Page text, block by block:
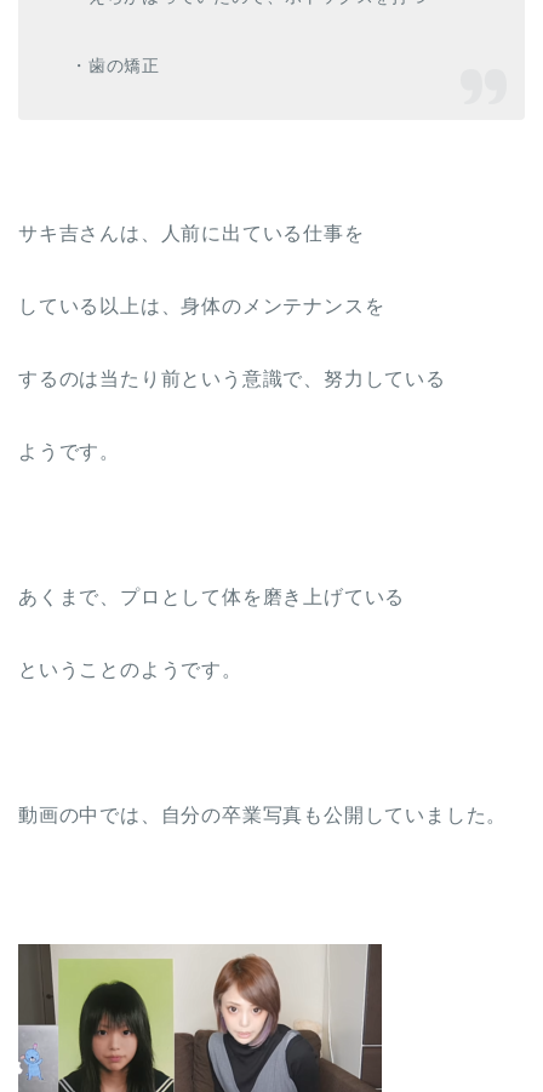
・歯の矯正
サキ吉さんは、人前に出ている仕事を
している以上は、身体のメンテナンスを
するのは当たり前という意識で、努力している
ようです。
あくまで、プロとして体を磨き上げている
ということのようです。
動画の中では、自分の卒業写真も公開していました。